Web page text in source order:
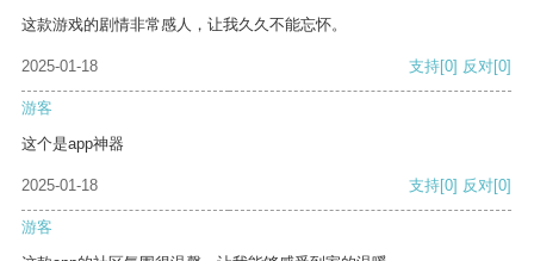
这款游戏的剧情非常感人，让我久久不能忘怀。
2025-01-18 支持[0] 反对[0]
游客
这个是app神器
2025-01-18 支持[0] 反对[0]
游客